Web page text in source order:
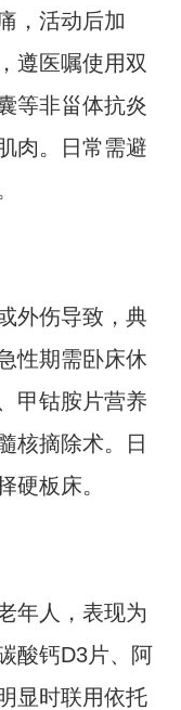
，活动后加
遵医嘱使用双
等非甾体抗炎
肉。日常需避
外伤导致，典
性期需卧床休
甲钴胺片营养
核摘除术。日
硬板床。
年人，表现为
酸钙D3片、阿
显时联用依托